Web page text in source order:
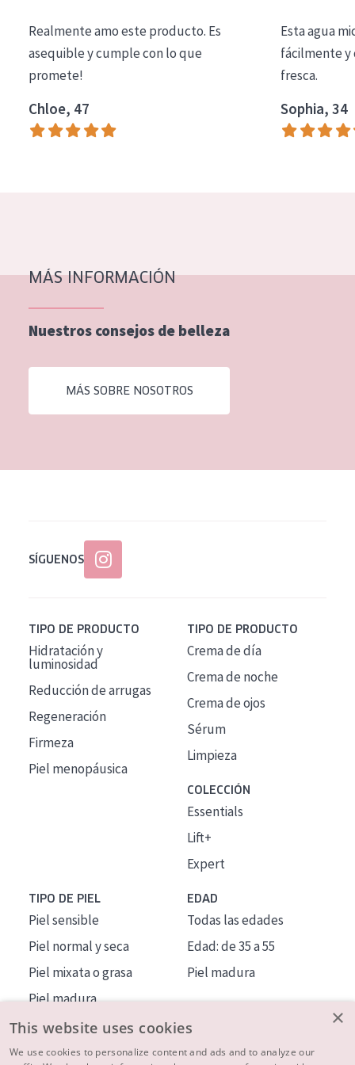
Essentials
Lift+
Expert
Piel madura
Piel menopáusica
EDAD
Realmente amo este producto. Es
asequible y cumple con lo que
promete!
Chloe, 47
Esta agua
fácilmente y
fresca.
Sophia, 34
MÁS INFORMACIÓN
Nuestros consejos de belleza
MÁS SOBRE NOSOTROS
SÍGUENOS
TIPO DE PRODUCTO
Hidratación y
luminosidad
Reducción de arrugas
Regeneración
Firmeza
Piel menopáusica
TIPO DE PRODUCTO
Crema de día
Crema de noche
Crema de ojos
Sérum
Limpieza
COLECCIÓN
Essentials
Lift+
Expert
TIPO DE PIEL
Piel sensible
Piel normal y seca
Piel mixata o grasa
Piel madura
Piel expuesta al sol
Piel menopáusica
EDAD
Todas las edades
Edad: de 35 a 55
Piel madura
×
This website uses cookies
We use cookies to personalize content and ads and to analyze our